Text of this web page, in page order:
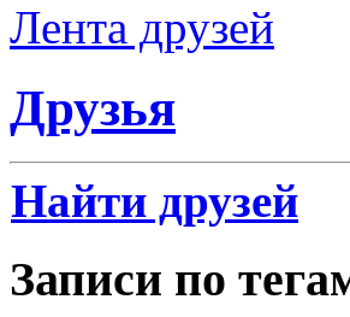
Лента друзей
Друзья
Найти друзей
Записи по